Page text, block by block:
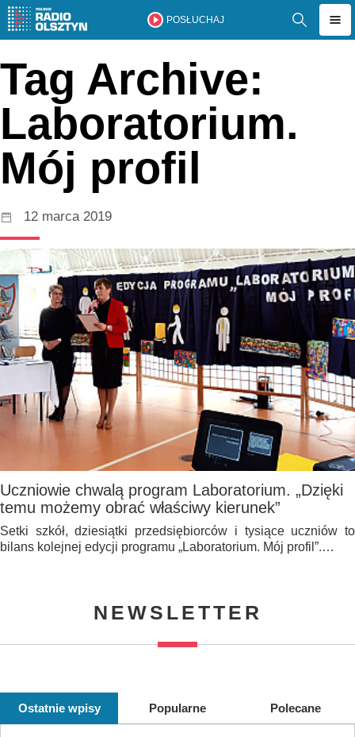
POSŁUCHAJ
Tag Archive:
Laboratorium.
Mój profil
12 marca 2019
Uczniowie chwalą program Laboratorium. „Dzięki
temu możemy obrać właściwy kierunek”
Setki szkół, dziesiątki przedsiębiorców i tysiące uczniów to
bilans kolejnej edycji programu „Laboratorium. Mój profil”.…
NEWSLETTER
Ostatnie wpisy Popularne Polecane